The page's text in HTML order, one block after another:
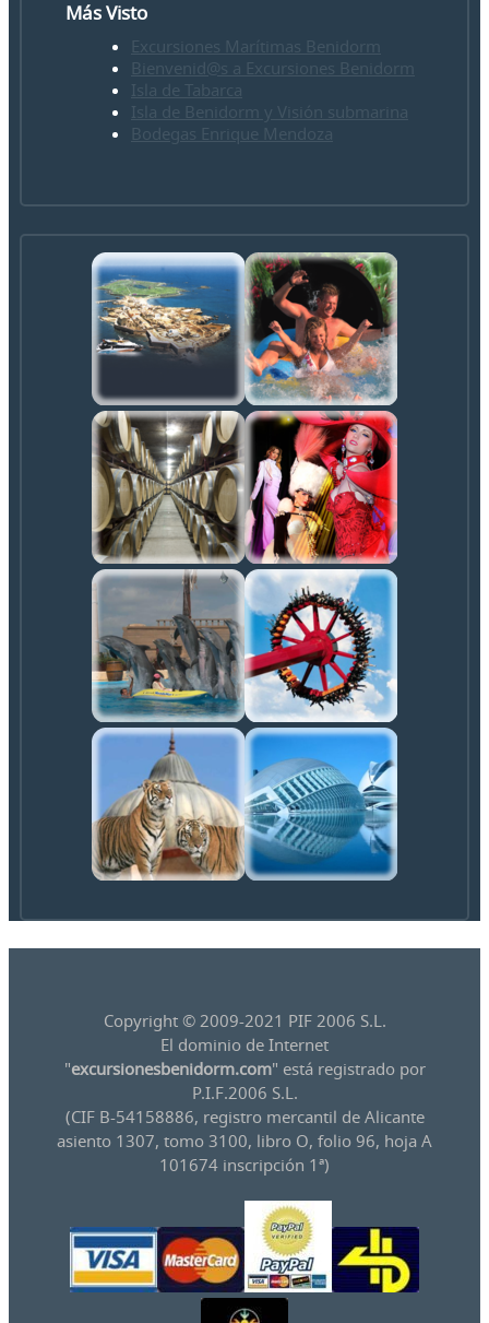
Más Visto
Excursiones Marítimas Benidorm
Bienvenid@s a Excursiones Benidorm
Isla de Tabarca
Isla de Benidorm y Visión submarina
Bodegas Enrique Mendoza
Copyright © 2009-2021 PIF 2006 S.L.
El dominio de Internet
"excursionesbenidorm.com" está registrado por
P.I.F.2006 S.L.
(CIF B-54158886, registro mercantil de Alicante
asiento 1307, tomo 3100, libro O, folio 96, hoja A
101674 inscripción 1ª)